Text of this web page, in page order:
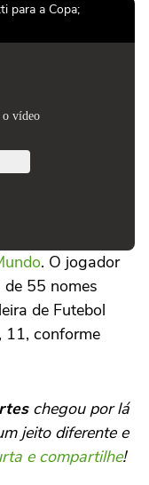
para a Copa;
. O jogador
55 nomes
de Futebol
11, conforme
chegou por lá
jeito diferente e
e compartilhe!